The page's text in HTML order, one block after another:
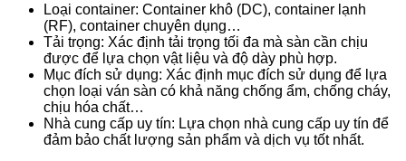
Loại container: Container khô (DC), container lạnh
(RF), container chuyên dụng…
Tải trọng: Xác định tải trọng tối đa mà sàn cần chịu
được để lựa chọn vật liệu và độ dày phù hợp.
Mục đích sử dụng: Xác định mục đích sử dụng để lựa
chọn loại ván sàn có khả năng chống ẩm, chống cháy,
chịu hóa chất…
Nhà cung cấp uy tín: Lựa chọn nhà cung cấp uy tín để
đảm bảo chất lượng sản phẩm và dịch vụ tốt nhất.